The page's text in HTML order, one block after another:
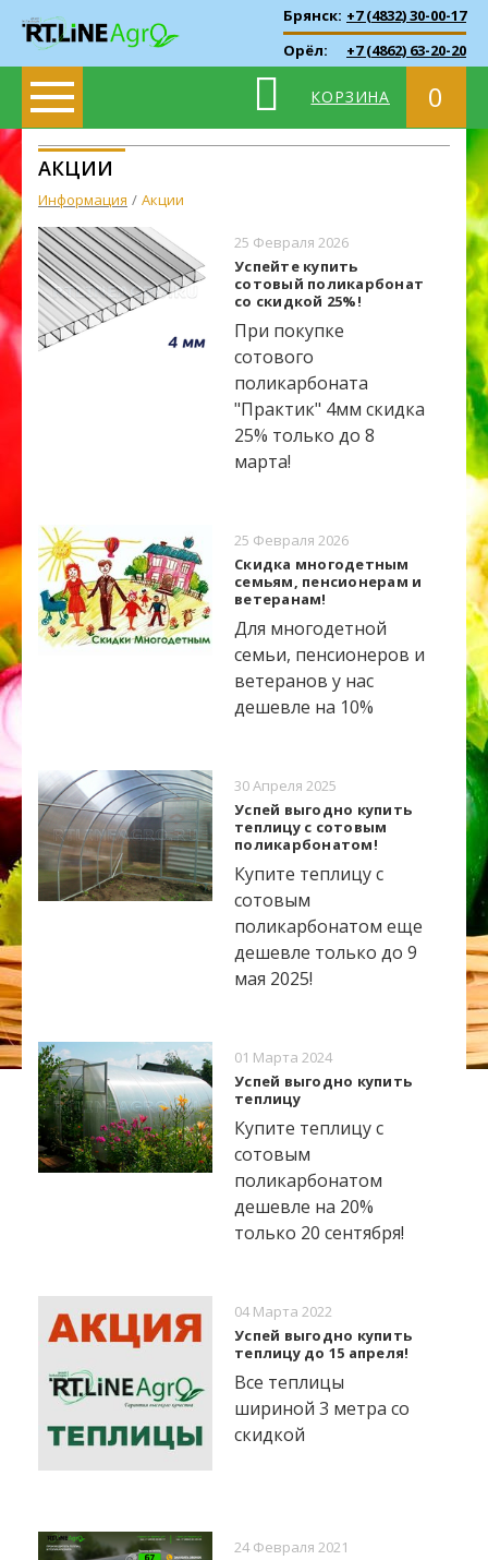
Брянск: +7 (4832) 30-00-17
Орёл:
+7 (4862) 63-20-20
КОРЗИНА 0
АКЦИИ
Информация Акции
25 Февраля 2026
Успейте купить
сотовый поликарбонат
со скидкой 25%!
При покупке
сотового
поликарбоната
"Практик" 4мм скидка
25% только до 8
марта!
25 Февраля 2026
Скидка многодетным
семьям, пенсионерам и
ветеранам!
Для многодетной
семьи, пенсионеров и
ветеранов у нас
дешевле на 10%
30 Апреля 2025
Успей выгодно купить
теплицу с сотовым
поликарбонатом!
Купите теплицу с
сотовым
поликарбонатом еще
дешевле только до 9
мая 2025!
01 Марта 2024
Успей выгодно купить
теплицу
Купите теплицу с
сотовым
поликарбонатом
дешевле на 20%
только 20 сентября!
04 Марта 2022
Успей выгодно купить
теплицу до 15 апреля!
Все теплицы
шириной 3 метра со
скидкой
24 Февраля 2021